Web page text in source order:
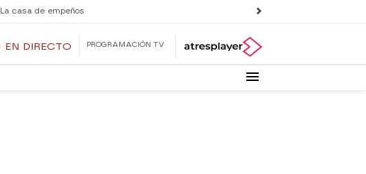
La casa de empeños
EN DIRECTO PROGRAMACIÓN TV